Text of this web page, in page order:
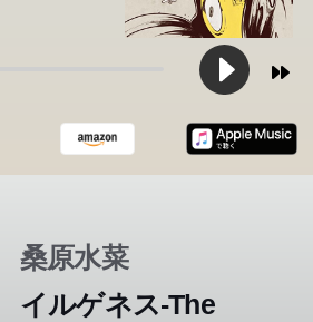
桑原水菜
イルゲネス-The